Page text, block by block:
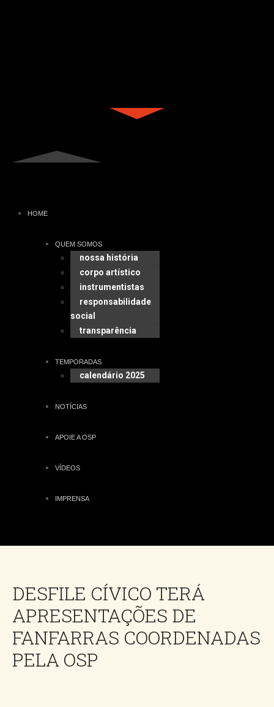
HOME
QUEM SOMOS
nossa história
corpo artístico
instrumentistas
responsabilidade
social
transparência
TEMPORADAS
calendário 2025
NOTÍCIAS
APOIE A OSP
VÍDEOS
IMPRENSA
DESFILE CÍVICO TERÁ
APRESENTAÇÕES DE
FANFARRAS COORDENADAS
PELA OSP